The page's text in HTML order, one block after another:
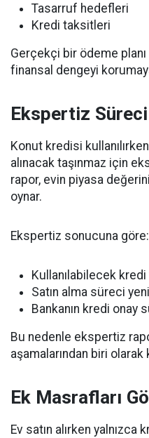
Tasarruf hedefleri
Kredi taksitleri
Gerçekçi bir ödeme
finansal dengeyi
Ekspertiz
Konut kredisi
alınacak taşınmaz için
rapor, evin piyasa
oynar.
Ekspertiz sonucuna göre:
Kullanılabilecek
Satın alma süreci
Bankanın kredi onay
Bu nedenle ekspertiz
aşamalarından biri olarak
Ek Masrafları
Ev satın alırken